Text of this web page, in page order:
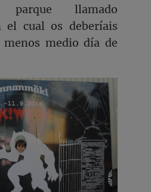
llamado
el cual os deberíais
medio día de